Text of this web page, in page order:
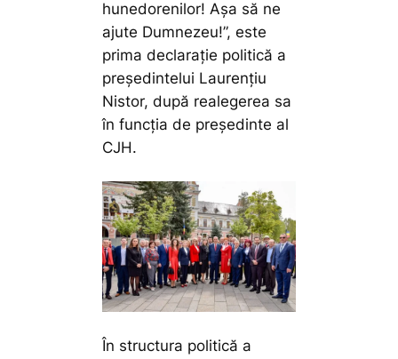
hunedorenilor! Așa să ne
ajute Dumnezeu!”, este
prima declarație politică a
președintelui Laurențiu
Nistor, după realegerea sa
în funcția de președinte al
CJH.
În structura politică a